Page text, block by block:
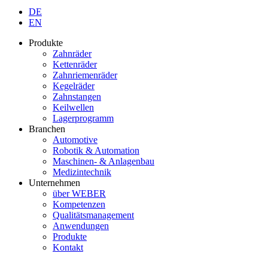
DE
EN
Produkte
Zahnräder
Kettenräder
Zahnriemenräder
Kegelräder
Zahnstangen
Keilwellen
Lagerprogramm
Branchen
Automotive
Robotik & Automation
Maschinen- & Anlagenbau
Medizintechnik
Unternehmen
über WEBER
Kompetenzen
Qualitätsmanagement
Anwendungen
Produkte
Kontakt